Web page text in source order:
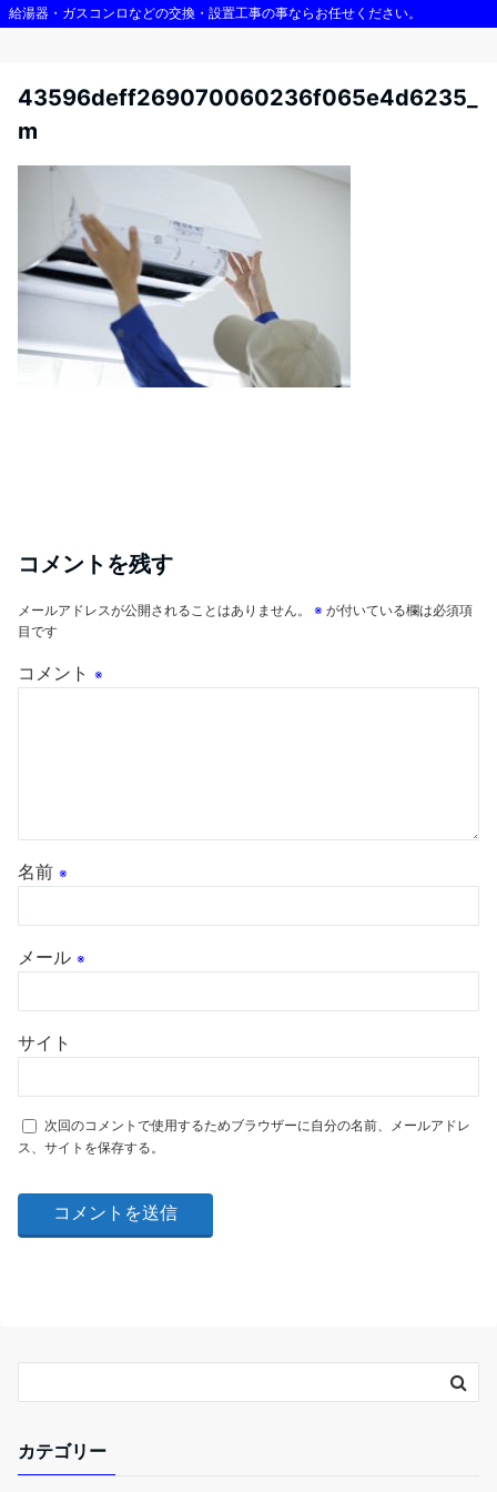
給湯器・ガスコンロなどの交換・設置工事の事ならお任せください。
川崎・給湯器交換|佐藤住設
43596deff269070060236f065e4d6235_
m
コメントを残す
メールアドレスが公開されることはありません。 ※ が付いている欄は必須項
目です
コメント ※
名前 ※
メール ※
サイト
次回のコメントで使用するためブラウザーに自分の名前、メールアドレ
ス、サイトを保存する。
カテゴリー